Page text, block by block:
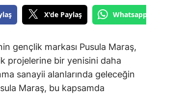
X'de Paylaş Whatsapp'tan
gençlik markası Pusula Maraş,
projelerine bir yenisini daha
sanayii alanlarında geleceğin
Maraş, bu kapsamda